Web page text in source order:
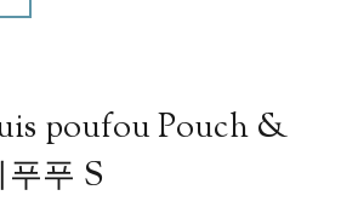
poufou Pouch &
푸 S